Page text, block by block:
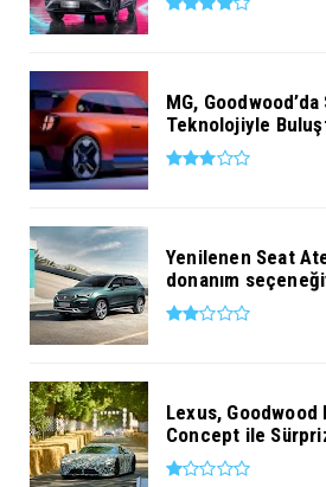
MG,
Teknolojiyle
Yenilenen Seat
donanım
Lexus, Goodwood
Concept ile